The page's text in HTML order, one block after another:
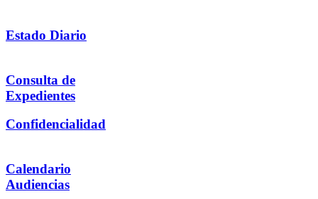
Estado Diario
Consulta de
Expedientes
Confidencialidad
Calendario
Audiencias